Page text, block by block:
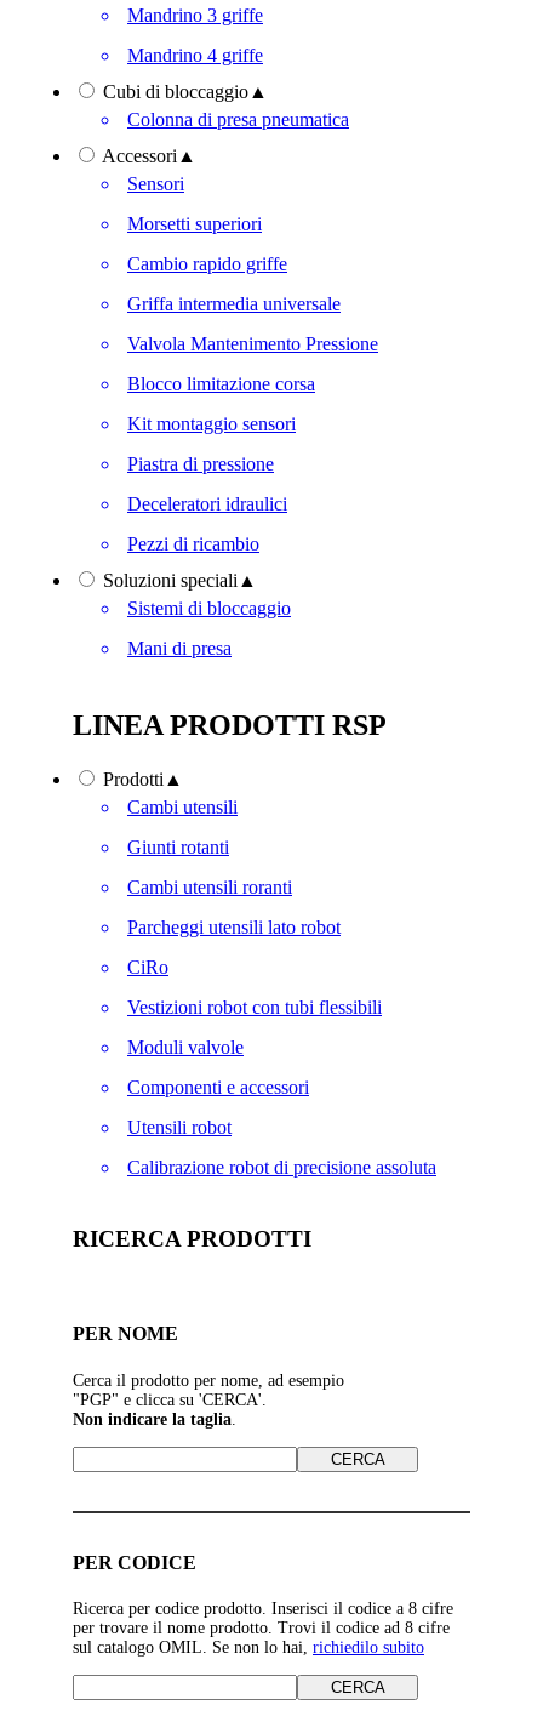
Mandrino 3 griffe
Mandrino 4 griffe
Cubi di bloccaggio ▲
Colonna di presa pneumatica
Accessori ▲
Sensori
Morsetti superiori
Cambio rapido griffe
Griffa intermedia universale
Valvola Mantenimento Pressione
Blocco limitazione corsa
Kit montaggio sensori
Piastra di pressione
Deceleratori idraulici
Pezzi di ricambio
Soluzioni speciali ▲
Sistemi di bloccaggio
Mani di presa
LINEA PRODOTTI RSP
Prodotti ▲
Cambi utensili
Giunti rotanti
Cambi utensili roranti
Parcheggi utensili lato robot
CiRo
Vestizioni robot con tubi flessibili
Moduli valvole
Componenti e accessori
Utensili robot
Calibrazione robot di precisione assoluta
RICERCA PRODOTTI
PER NOME
Cerca il prodotto per nome, ad esempio
"PGP" e clicca su 'CERCA'.
Non indicare la taglia
PER CODICE
Ricerca per codice prodotto. Inserisci il codice a 8 cifre
per trovare il nome prodotto. Trovi il codice ad 8 cifre
sul catalogo OMIL. Se non lo hai, richiedilo subito